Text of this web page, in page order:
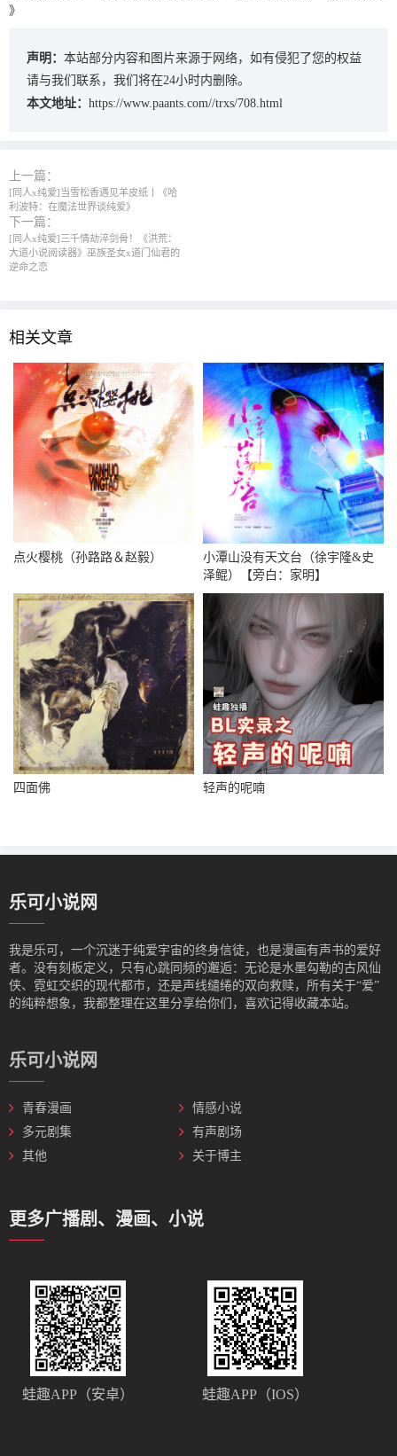
》
声明： 本站部分内容和图片来源于网络，如有侵犯了您的权益
请与我们联系，我们将在24小时内删除。
本文地址： https://www.paants.com//trxs/708.html
上一篇：
[同人x纯爱]当雪松香遇见羊皮纸丨《哈
利波特：在魔法世界谈纯爱》
下一篇：
[同人x纯爱]三千情劫淬剑骨！《洪荒：
大道小说阅读器》巫族圣女x道门仙君的
逆命之恋
相关文章
点火樱桃（孙路路＆赵毅）
小潭山没有天文台（徐宇隆&史
泽鲲）【旁白：家明】
四面佛 轻声的呢喃
乐可小说网
我是‌乐可，一个沉迷于纯爱宇宙的终身信徒，也是漫画有声书的爱好
者。没有刻板定义，只有心跳同频的邂逅：无论是水墨勾勒的古风仙
侠、霓虹交织的现代都市，还是声线缱绻的双向救赎，所有关于“爱”
的纯粹想象，我都整理在这里分享给你们，喜欢记得收藏本站。
乐可小说网
青春漫画
情感小说
多元剧集
有声剧场
其他
关于博主
更多广播剧、漫画、小说
蛙趣APP（安卓） 蛙趣APP（IOS）